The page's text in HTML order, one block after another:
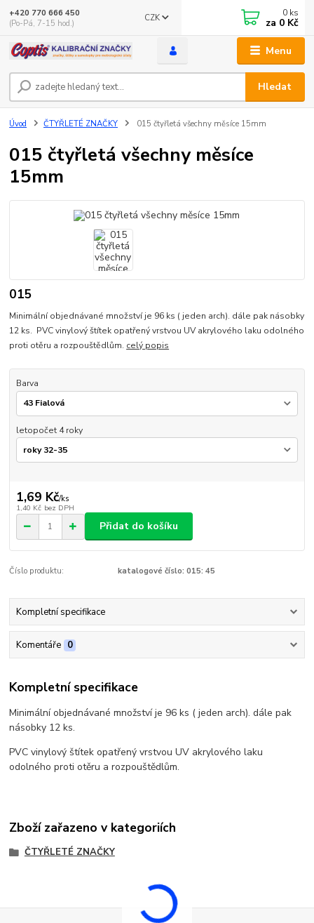
Menu
CZK
Hledat
+420 770 666 450
(Po-Pá, 7-15 hod.)
0 ks
za 0 Kč
Úvod ČTYŘLETÉ ZNAČKY 015 čtyřletá všechny měsíce 15mm
015 čtyřletá všechny měsíce
15mm
015
Minimální objednávané množství je 96 ks ( jeden arch). dále pak násobky
12 ks. PVC vinylový štítek opatřený vrstvou UV akrylového laku odolného
proti otěru a rozpouštědlům. celý popis
Barva
letopočet 4 roky
1,69 Kč/ks
1,40 Kč bez DPH
Přidat do košíku
Číslo produktu: katalogové číslo: 015: 45
Kompletní specifikace
Komentáře 0
Kompletní specifikace
Minimální objednávané množství je 96 ks ( jeden arch). dále pak
násobky 12 ks.
PVC vinylový štítek opatřený vrstvou UV akrylového laku
odolného proti otěru a rozpouštědlům.
Zboží zařazeno v kategoriích
ČTYŘLETÉ ZNAČKY